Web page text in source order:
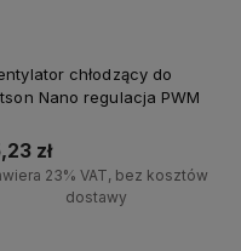
chłodzący do
Nano regulacja PWM
zł
23% VAT, bez kosztów
dostawy